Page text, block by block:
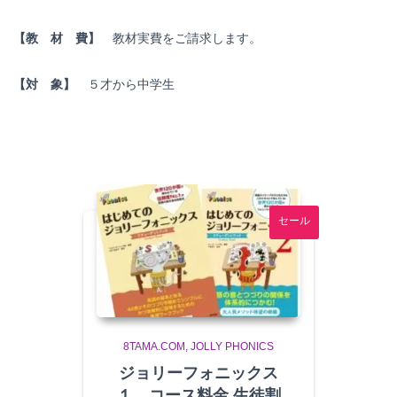
【教 材 費】 教材実費をご請求します。
【対 象】 ５才から中学生
セール
8TAMA.COM JOLLY PHONICS
ジョリーフォニックス